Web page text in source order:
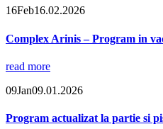
16Feb16.02.2026
Complex Arinis – Program in
read more
09Jan09.01.2026
Program actualizat la partie si